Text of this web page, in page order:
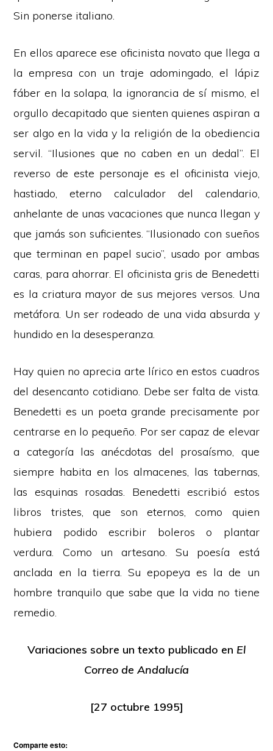
Sin ponerse italiano.
En ellos aparece ese oficinista novato que llega a
la empresa con un traje adomingado, el lápiz
fáber en la solapa, la ignorancia de sí mismo, el
orgullo decapitado que sienten quienes aspiran a
ser algo en la vida y la religión de la obediencia
servil. “Ilusiones que no caben en un dedal”. El
reverso de este personaje es el oficinista viejo,
hastiado, eterno calculador del calendario,
anhelante de unas vacaciones que nunca llegan y
que jamás son suficientes. “Ilusionado con sueños
que terminan en papel sucio”, usado por ambas
caras, para ahorrar. El oficinista gris de Benedetti
es la criatura mayor de sus mejores versos. Una
metáfora. Un ser rodeado de una vida absurda y
hundido en la desesperanza.
Hay quien no aprecia arte lírico en estos cuadros
del desencanto cotidiano. Debe ser falta de vista.
Benedetti es un poeta grande precisamente por
centrarse en lo pequeño. Por ser capaz de elevar
a categoría las anécdotas del prosaísmo, que
siempre habita en los almacenes, las tabernas,
las esquinas rosadas. Benedetti escribió estos
libros tristes, que son eternos, como quien
hubiera podido escribir boleros o plantar
verdura. Como un artesano. Su poesía está
anclada en la tierra. Su epopeya es la de un
hombre tranquilo que sabe que la vida no tiene
remedio.
Variaciones sobre un texto publicado en El
Correo de Andalucía
[27 octubre 1995]
Comparte esto: